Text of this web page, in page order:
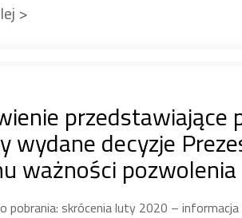
>
przedstawiające
wydane decyzje
ważności
pobrania: skrócenia luty 2020 –